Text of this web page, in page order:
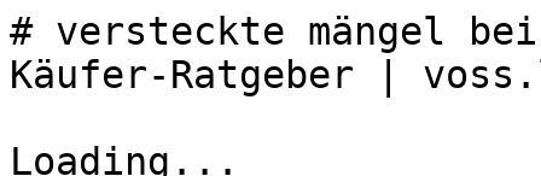
# versteckte mängel
Käufer-Ratgeber |
Loading...